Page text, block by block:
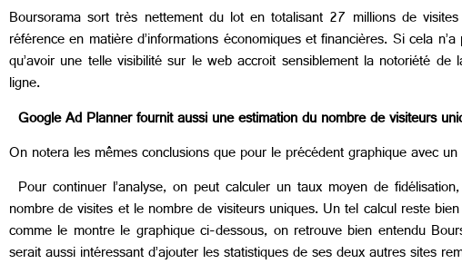
Boursorama sort très nettement du lot en totalisant 27 millions de
référence en matière d’informations économiques et financières. Si cela
qu’avoir une telle visibilité sur le web accroit sensiblement la notoriété
ligne.
Google Ad Planner fournit aussi une estimation du nombre de visiteurs
On notera les mêmes conclusions que pour le précédent graphique avec
Pour continuer l’analyse, on peut calculer un taux moyen de
nombre de visites et le nombre de visiteurs uniques. Un tel calcul reste
comme le montre le graphique ci-dessous, on retrouve bien entendu
serait aussi intéressant d’ajouter les statistiques de ses deux autres sites